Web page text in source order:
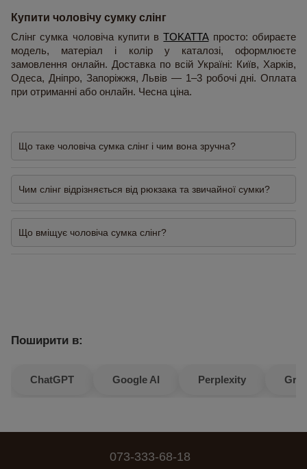
Купити чоловічу сумку слінг
Слінг сумка чоловіча купити в TOKATTA просто: обираєте
модель, матеріал і колір у каталозі, оформлюєте
замовлення онлайн. Доставка по всій Україні: Київ, Харків,
Одеса, Дніпро, Запоріжжя, Львів — 1–3 робочі дні. Оплата
при отриманні або онлайн. Чесна ціна.
Що таке чоловіча сумка слінг і чим вона зручна?
Чим слінг відрізняється від рюкзака та звичайної сумки?
Що вміщує чоловіча сумка слінг?
Поширити в:
ChatGPT Google AI Perplexity
073-333-68-18